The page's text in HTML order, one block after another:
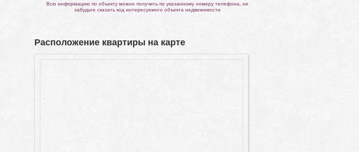
Всю информацию по объекту можно получить по указанному номеру телефона, не
забудьте сказать код интересуемого объекта недвижимости
Расположение квартиры на карте